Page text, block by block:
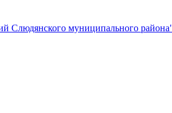
Слюдянского муниципального